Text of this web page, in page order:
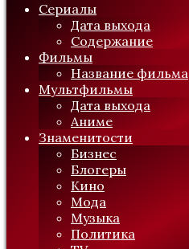
Сериалы
Дата выхода
Содержание
Фильмы
Название фильма
Мультфильмы
Дата выхода
Аниме
Знаменитости
Бизнес
Блогеры
Кино
Мода
Музыка
Политика